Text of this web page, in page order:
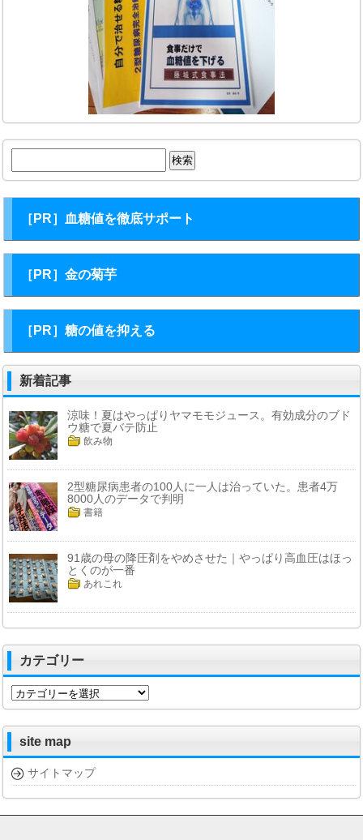
索:
［PR］血糖値を徹底サポート
［PR］金の菊芋
［PR］糖の値を抑える
新着記事
涼味！夏はやっぱりヤマモモジュース。有効成分のブド
ウ糖で夏バテ防止
飲み物
2型糖尿病患者の100人に一人は治っていた。患者4万
8000人のデータで判明
書籍
91歳の母の降圧剤をやめさせた｜やっぱり高血圧はほっ
とくのが一番
あれこれ
カテゴリー
カ
テ
リ
ー
site map
サイトマップ